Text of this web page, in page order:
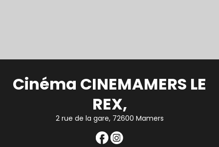
Cinéma CINEMAMERS LE
REX,
2 rue de la gare, 72600 Mamers